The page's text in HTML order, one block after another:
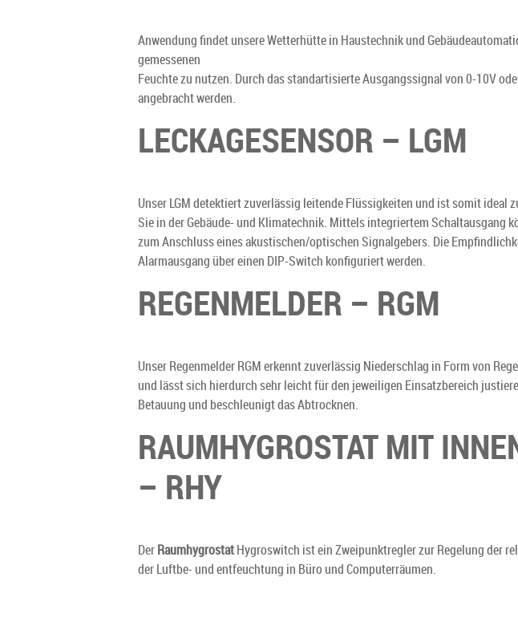
Anwendung findet unsere Wetterhütte in Haustechnik und
gemessenen
Feuchte zu nutzen. Durch das standartisierte Ausgangssignal von 0-10V
angebracht werden.
LECKAGESENSOR – LGM
Unser LGM detektiert zuverlässig leitende Flüssigkeiten und ist somit ideal
Sie in der Gebäude- und Klimatechnik. Mittels integriertem
zum Anschluss eines akustischen/optischen Signalgebers. Die
Alarmausgang über einen DIP-Switch konfiguriert werden.
REGENMELDER – RGM
Unser Regenmelder RGM erkennt zuverlässig Niederschlag in Form von
und lässt sich hierdurch sehr leicht für den jeweiligen Einsatzbereich
Betauung und beschleunigt das Abtrocknen.
RAUMHYGROSTAT MIT
– RHY
DerRaumhygrostatHygroswitch ist ein Zweipunktregler zur Regelung der
der Luftbe- und entfeuchtung in Büro und Computerräumen.